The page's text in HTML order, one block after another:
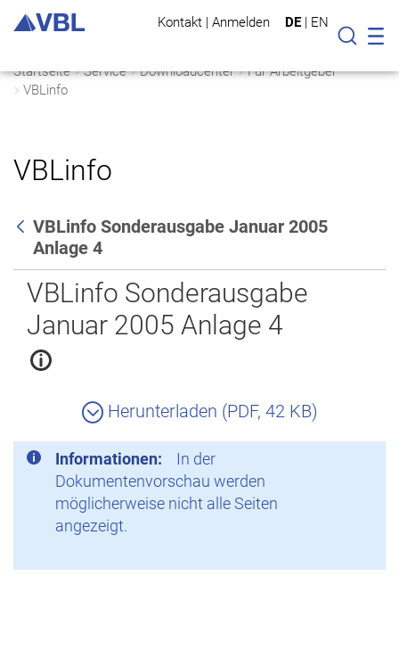
Kontakt | Anmelden DE | EN
Suche
Startseite Service Downloadcenter
Für Arbeitgeber
VBLinfo
VBLinfo
Zurück
VBLinfo Sonderausgabe Januar 2005
Anlage 4
VBLinfo Sonderausgabe
Januar 2005 Anlage 4
Herunterladen (PDF, 42 KB)
Informationen:
In der
Dokumentenvorschau werden
möglicherweise nicht alle Seiten
angezeigt.